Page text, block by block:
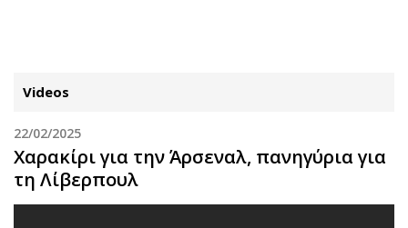
ΚΑΤΗΓΟΡΙΕΣ ΣΥΝΔΕΣΗ
Κύπρος
Videos
22/02/2025
Χαρακίρι για την Άρσεναλ, πανηγύρια για
τη Λίβερπουλ